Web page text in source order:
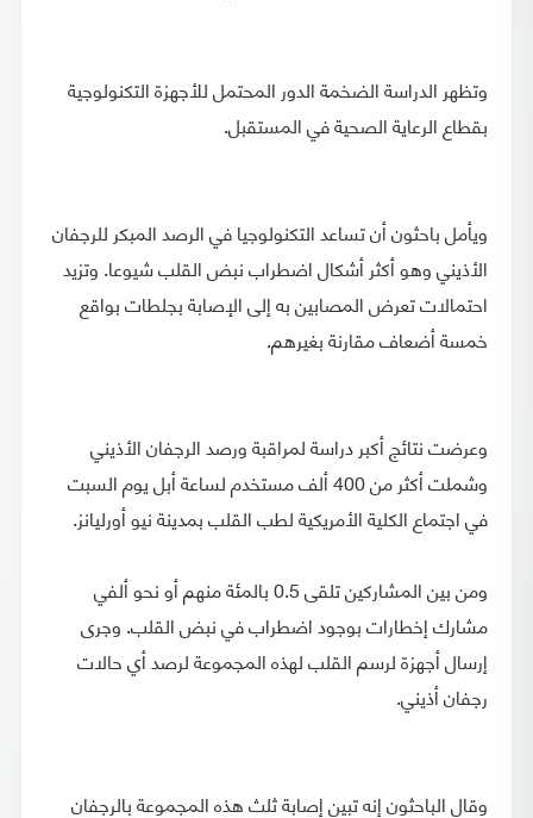
وتظهر الدراسة الضخمة الدور المحتمل للأجهزة التكنولوجية
بقطاع الرعاية الصحية في المستقبل.
ويأمل باحثون أن تساعد التكنولوجيا في الرصد المبكر للرجفان
الأذيني وهو أكثر أشكال اضطراب نبض القلب شيوعا. وتزيد
احتمالات تعرض المصابين به إلى الإصابة بجلطات بواقع
خمسة أضعاف مقارنة بغيرهم.
وعرضت نتائج أكبر دراسة لمراقبة ورصد الرجفان الأذيني
وشملت أكثر من 400 ألف مستخدم لساعة أبل يوم السبت
في اجتماع الكلية الأمريكية لطب القلب بمدينة نيو أورليانز.
ومن بين المشاركين تلقى 0.5 بالمئة منهم أو نحو ألفي
مشارك إخطارات بوجود اضطراب في نبض القلب. وجرى
إرسال أجهزة لرسم القلب لهذه المجموعة لرصد أي حالات
رجفان أذيني.
وقال الباحثون إنه تبين إصابة ثلث هذه المجموعة بالرجفان